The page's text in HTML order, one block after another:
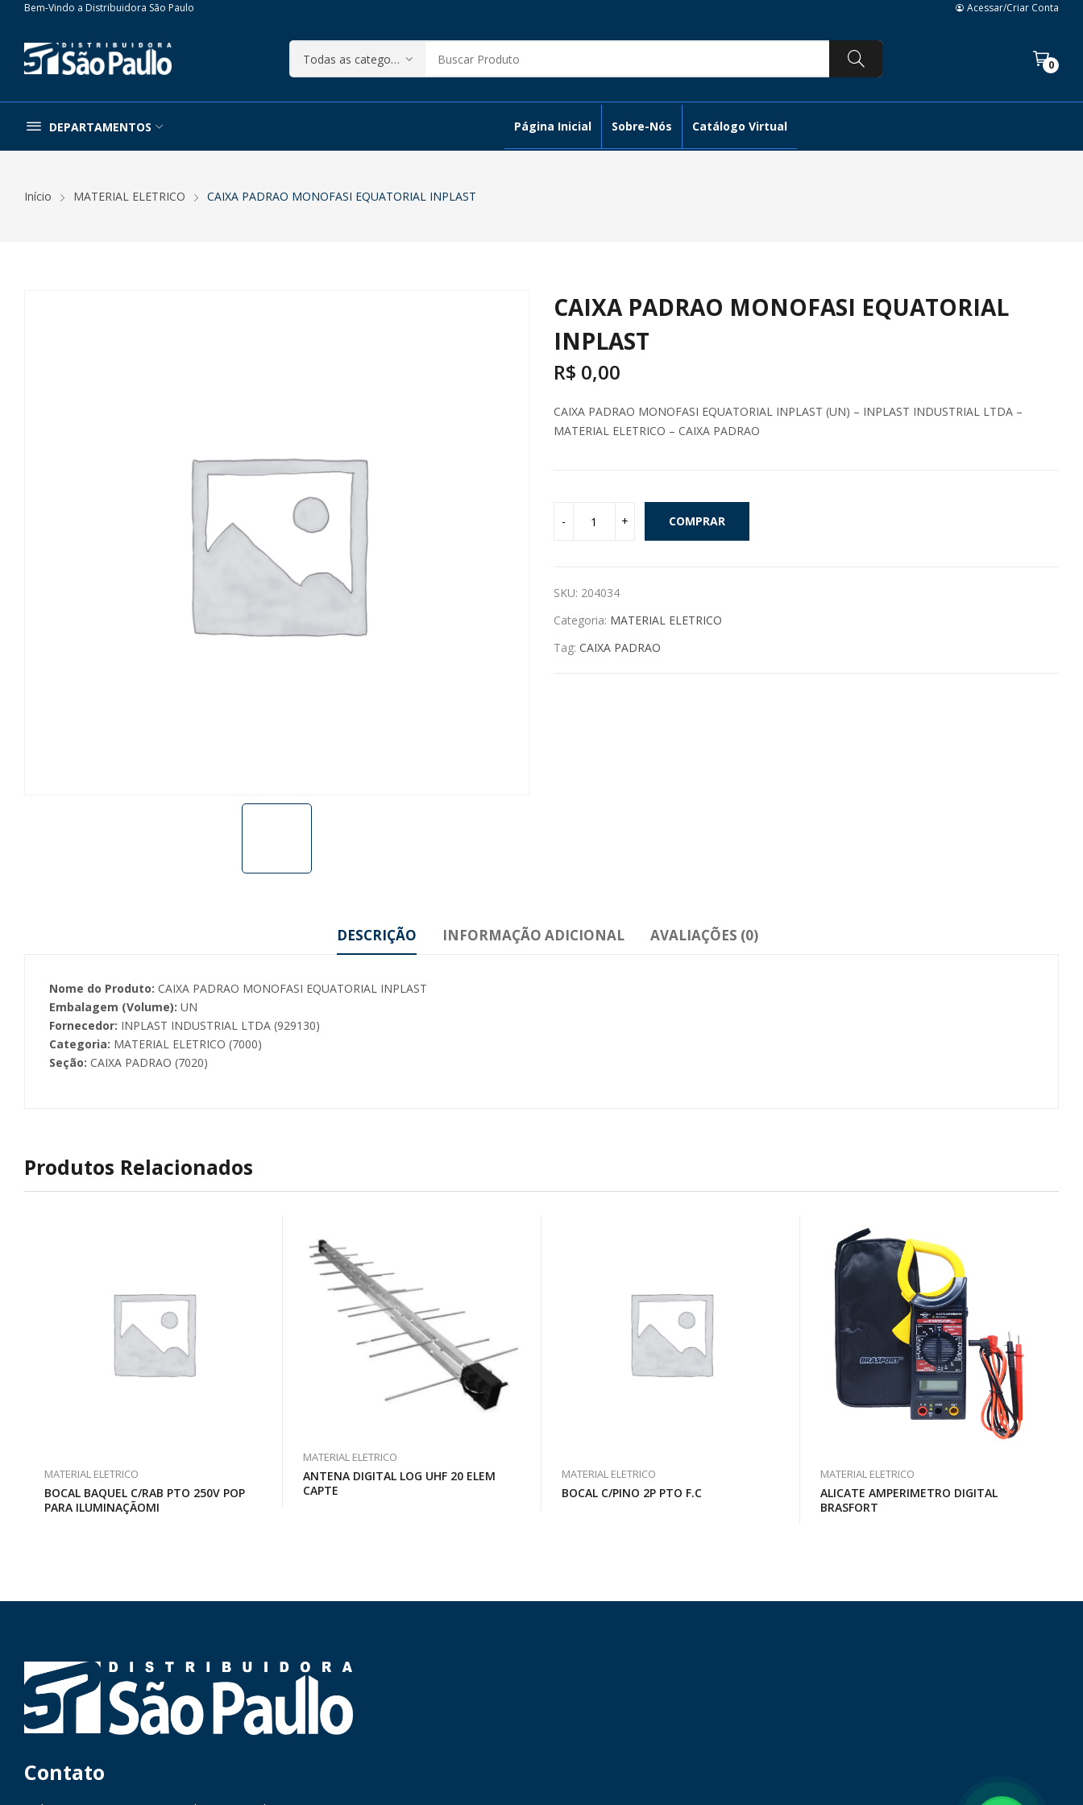
Bem-Vindo a Distribuidora São Paulo Acessar/Criar Conta
0
DEPARTAMENTOS Página Inicial Sobre-Nós Catálogo Virtual
Início MATERIAL ELETRICO CAIXA PADRAO MONOFASI EQUATORIAL INPLAST
CAIXA PADRAO MONOFASI EQUATORIAL
INPLAST
R$ 0,00
CAIXA PADRAO MONOFASI EQUATORIAL INPLAST (UN) – INPLAST INDUSTRIAL LTDA –
MATERIAL ELETRICO – CAIXA PADRAO
COMPRAR
SKU: 204034
Categoria: MATERIAL ELETRICO
Tag: CAIXA PADRAO
DESCRIÇÃO INFORMAÇÃO ADICIONAL AVALIAÇÕES (0)
Nome do Produto: CAIXA PADRAO MONOFASI EQUATORIAL INPLAST
Embalagem (Volume): UN
Fornecedor: INPLAST INDUSTRIAL LTDA (929130)
Categoria: MATERIAL ELETRICO (7000)
Seção: CAIXA PADRAO (7020)
Produtos Relacionados
MATERIAL ELETRICO
BOCAL BAQUEL C/RAB PTO 250V POP
PARA ILUMINAÇÃOMI
MATERIAL ELETRICO
ANTENA DIGITAL LOG UHF 20 ELEM
CAPTE
MATERIAL ELETRICO
BOCAL C/PINO 2P PTO F.C
MATERIAL ELETRICO
ALICATE AMPERIMETRO DIGITAL
BRASFORT
Contato